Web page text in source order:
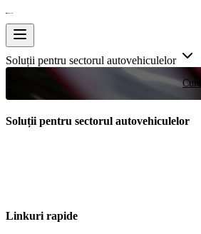
Soluții pentru sectorul autovehiculelor
Curse
Soluții pentru sectorul autovehiculelor
Linkuri rapide